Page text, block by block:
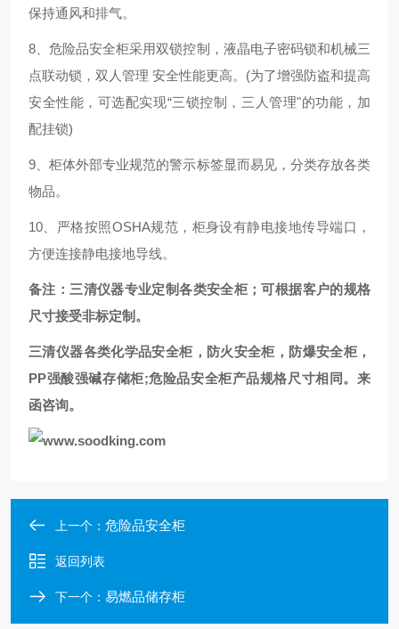
保持通风和排气。
8、危险品安全柜采用双锁控制，液晶电子密码锁和机械三
点联动锁，双人管理 安全性能更高。(为了增强防盗和提高
安全性能，可选配实现“三锁控制，三人管理"的功能，加
配挂锁)
9、柜体外部专业规范的警示标签显而易见，分类存放各类
物品。
10、严格按照OSHA规范，柜身设有静电接地传导端口，
方便连接静电接地导线。
备注：三清仪器专业定制各类安全柜；可根据客户的规格
尺寸接受非标定制。
三清仪器各类化学品安全柜，防火安全柜，防爆安全柜，
PP强酸强碱存储柜;危险品安全柜产品规格尺寸相同。来
函咨询。
上一个： 危险品安全柜
返回列表
下一个： 易燃品储存柜